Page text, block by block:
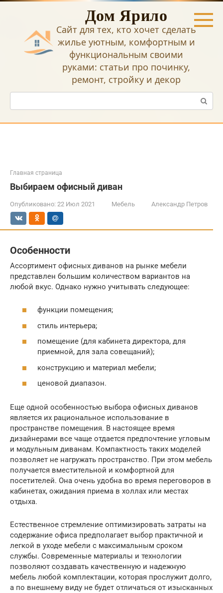
Перейти
Дом Ярило
Сайт для тех, кто хочет сделать
жилье уютным, комфортным и
функциональным своими
руками: статьи про починку,
ремонт, стройку и декор
Поиск:
Главная страница
Выбираем офисный диван
Опубликовано: 22 Июл 2021 Мебель Александр Петров
Особенности
Ассортимент офисных диванов на рынке мебели
представлен большим количеством вариантов на
любой вкус. Однако нужно учитывать следующее:
функции помещения;
стиль интерьера;
помещение (для кабинета директора, для
приемной, для зала совещаний);
конструкцию и материал мебели;
ценовой диапазон.
Еще одной особенностью выбора офисных диванов
является их рациональное использование в
пространстве помещения. В настоящее время
дизайнерами все чаще отдается предпочтение угловым
и модульным диванам. Компактность таких моделей
позволяет не нагружать пространство. При этом мебель
получается вместительной и комфортной для
посетителей. Она очень удобна во время переговоров в
кабинетах, ожидания приема в холлах или местах
отдыха.
Естественное стремление оптимизировать затраты на
содержание офиса предполагает выбор практичной и
легкой в уходе мебели с максимальным сроком
службы. Современные материалы и технологии
позволяют создавать качественную и надежную
мебель любой комплектации, которая прослужит долго,
а по внешнему виду не будет отличаться от изысканных